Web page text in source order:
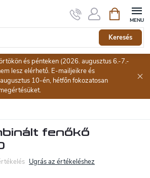
Keresés
és pénteken (2026. augusztus 6.-7.-
lesz elérhető. E-mailjeikre és
10-én, hétfőn fokozatosan
fenőkő
Ugrás az értékeléshez